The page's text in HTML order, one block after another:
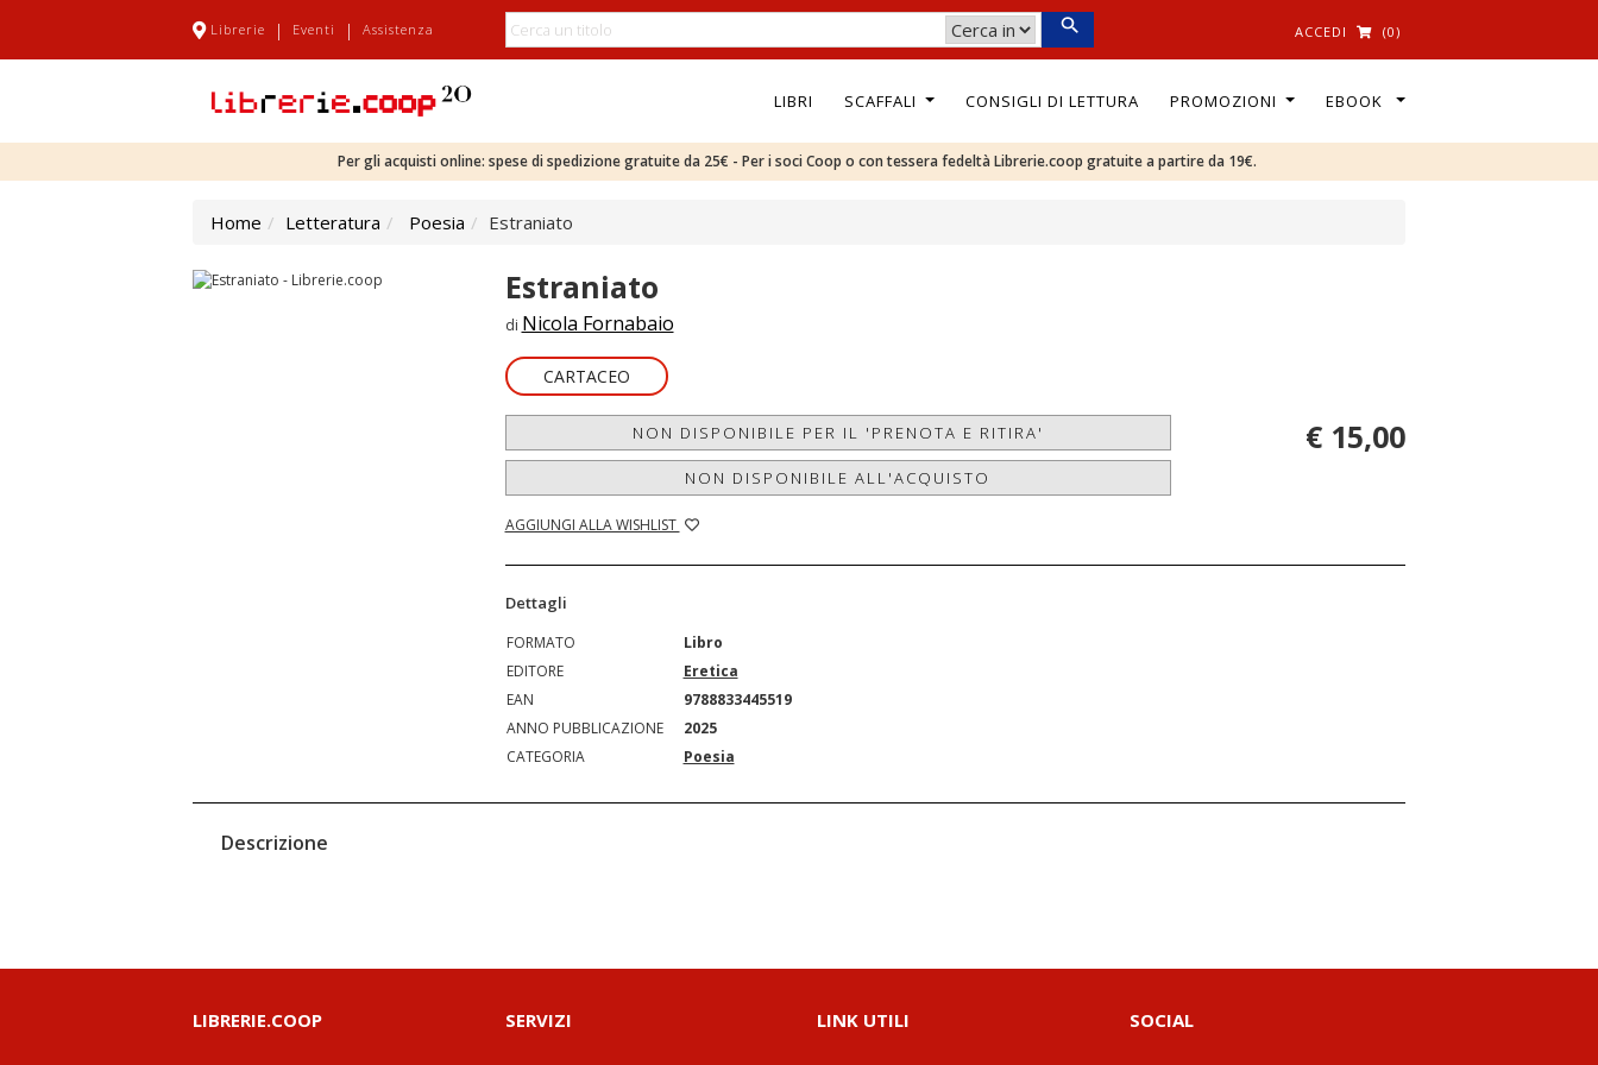
Librerie | Eventi | Assistenza ACCEDI (0)
LIBRI SCAFFALI CONSIGLI DI LETTURA PROMOZIONI EBOOK
Per gli acquisti online: spese di spedizione gratuite da 25€ - Per i soci Coop o con tessera fedeltà Librerie.coop gratuite a partire da 19€.
Home Letteratura Poesia Estraniato
Estraniato
di Nicola Fornabaio
CARTACEO
NON DISPONIBILE PER IL 'PRENOTA E RITIRA'
NON DISPONIBILE ALL'ACQUISTO
AGGIUNGI ALLA WISHLIST
€ 15,00
Dettagli
FORMATO
Libro
EDITORE
Eretica
EAN
9788833445519
ANNO PUBBLICAZIONE
2025
CATEGORIA
Poesia
Descrizione
LIBRERIE.COOP SERVIZI LINK UTILI SOCIAL